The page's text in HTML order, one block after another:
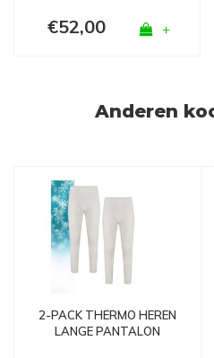
€52,00 +
Anderen
2-PACK THERMO HEREN
LANGE PANTALON